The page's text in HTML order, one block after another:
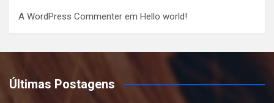
A WordPress Commenter em Hello world!
Últimas Postagens